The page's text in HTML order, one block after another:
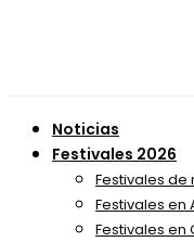
Noticias
Festivales 2026
Festivales de
Festivales en
Festivales en